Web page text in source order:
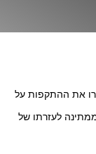
את ההתקפות על
לעזרתו של